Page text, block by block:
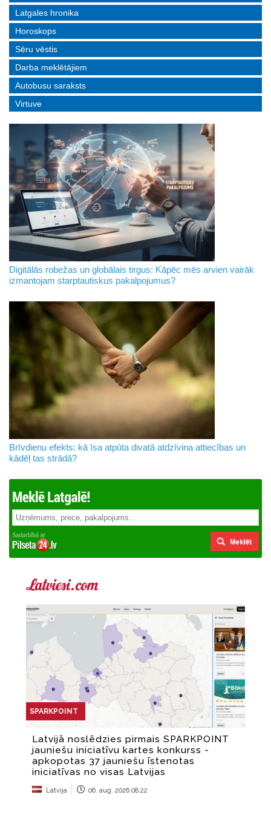
Latgales hronika
Horoskops
Sēru vēstis
Darba meklētājiem
Autobusu saraksts
Virtuve
Digitālās robežas un globālais tirgus: Kāpēc mēs arvien vairāk
izmantojam starptautiskus pakalpojumus?
Brīvdienu efekts: kā īsa atpūta divatā atdzīvina attiecības un
kādēļ tas strādā?